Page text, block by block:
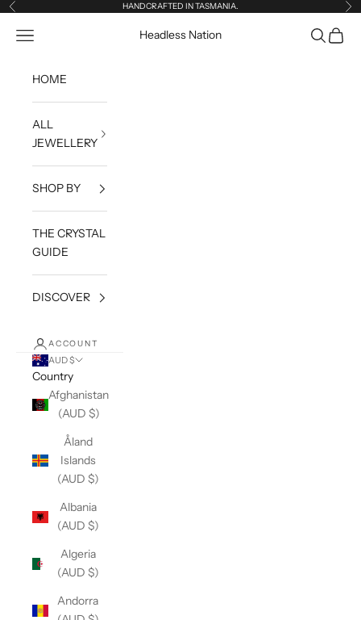
Skip to content
Previous HANDCRAFTED IN TASMANIA.
Headless Nation
Open navigation menu OpenOpen
HOME
ALL
JEWELLERY
SHOP BY
THE CRYSTAL
GUIDE
DISCOVER
ACCOUNT
AUD $
Country
Afghanistan
(AUD $)
Åland
Islands
(AUD $)
Albania
(AUD $)
Algeria
(AUD $)
Andorra